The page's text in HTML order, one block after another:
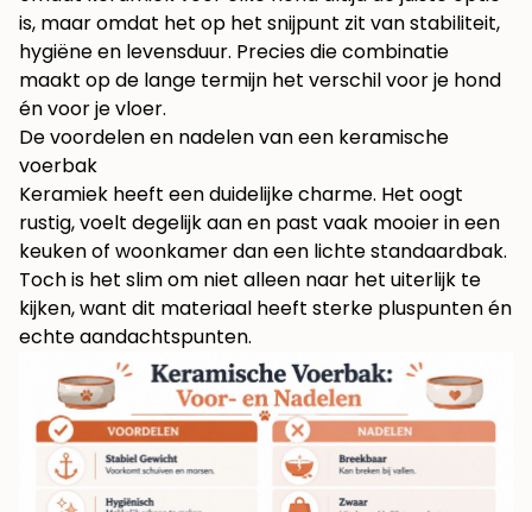
is, maar omdat het op het snijpunt zit van stabiliteit,
hygiëne en levensduur. Precies die combinatie
maakt op de lange termijn het verschil voor je hond
én voor je vloer.
De voordelen en nadelen van een keramische
voerbak
Keramiek heeft een duidelijke charme. Het oogt
rustig, voelt degelijk aan en past vaak mooier in een
keuken of woonkamer dan een lichte standaardbak.
Toch is het slim om niet alleen naar het uiterlijk te
kijken, want dit materiaal heeft sterke pluspunten én
echte aandachtspunten.